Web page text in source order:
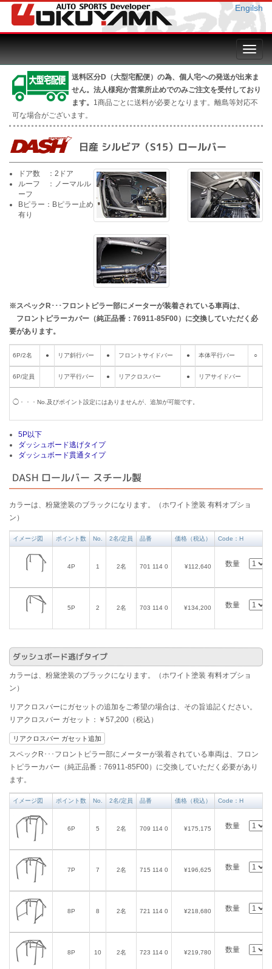
Engilsh
送料区分D（大型宅配便）の為、個人宅への発送が出来ま
せん。法人様宛か営業所止めでのみご注文を受付しており
ます。 1商品ごとに送料が必要となります。離島等対応不
可な場合がございます。
日産 シルビア（S15）ロールバー
ドア数 ：2ドア
ルーフ ：ノーマルル
ーフ
Bピラー：Bピラー止め
有り
※スペックR･･･フロントピラー部にメーターが装着されている車両は、
フロントピラーカバー（純正品番：76911-85F00）に交換していただく必
要があります。
6P/2名 ● リア斜行バー ● フロントサイドバー ● 本体平行バー ○
6P/定員 リア平行バー ● リアクロスバー ● リアサイドバー
◯・・・No.及びポイント設定にはありませんが、追加が可能です。
5P以下
ダッシュボード逃げタイプ
ダッシュボード貫通タイプ
DASH ロールバー スチール製
カラーは、粉黛塗装のブラックになります。（ホワイト塗装 有料オプショ
ン）
イメージ図 ポイント数 No. 2名/定員 品番 価格（税込） Code：H
4P 1 2名 701 114 0 ¥112,640 数量
5P 2 2名 703 114 0 ¥134,200 数量
ダッシュボード逃げタイプ
カラーは、粉黛塗装のブラックになります。（ホワイト塗装 有料オプショ
ン）
リアクロスバーにガセットの追加をご希望の場合は、その旨追記ください。
リアクロスバー ガセット：￥57,200（税込）
リアクロスバー ガセット追加
スペックR･･･フロントピラー部にメーターが装着されている車両は、フロン
トピラーカバー（純正品番：76911-85F00）に交換していただく必要があり
ます。
イメージ図 ポイント数 No. 2名/定員 品番 価格（税込） Code：H
6P 5 2名 709 114 0 ¥175,175 数量
7P 7 2名 715 114 0 ¥196,625 数量
8P 8 2名 721 114 0 ¥218,680 数量
8P 10 2名 723 114 0 ¥219,780 数量